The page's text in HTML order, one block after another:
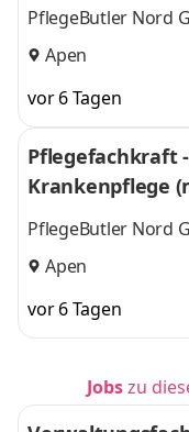
PflegeButler Nord
Apen
vor 6 Tagen
Pflegefachkraft
Krankenpflege
PflegeButler Nord
Apen
vor 6 Tagen
Jobszu